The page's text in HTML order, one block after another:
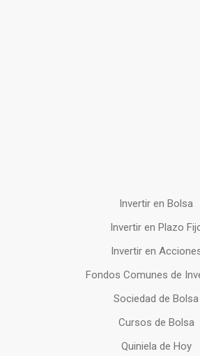
Invertir en Bolsa
Invertir en Plazo
Invertir en
Fondos Comunes de
Sociedad de Bolsa
Cursos de Bolsa
Quiniela de Hoy